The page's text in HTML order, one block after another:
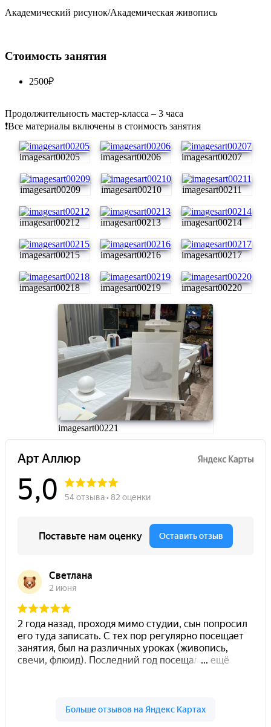
Академический рисунок/Академическая живопись
Стоимость занятия
2500₽
Продолжительность мастер-класса – 3 часа
❗️Все материалы включены в стоимость занятия
imagesart00205 imagesart00206 imagesart00207
imagesart00209 imagesart00210 imagesart00211
imagesart00212 imagesart00213 imagesart00214
imagesart00215 imagesart00216 imagesart00217
imagesart00218 imagesart00219 imagesart00220
imagesart00221